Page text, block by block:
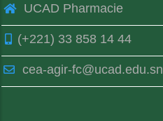
UCAD Pharmacie
(+221) 33 858 14 44
cea-agir-fc@ucad.edu.sn